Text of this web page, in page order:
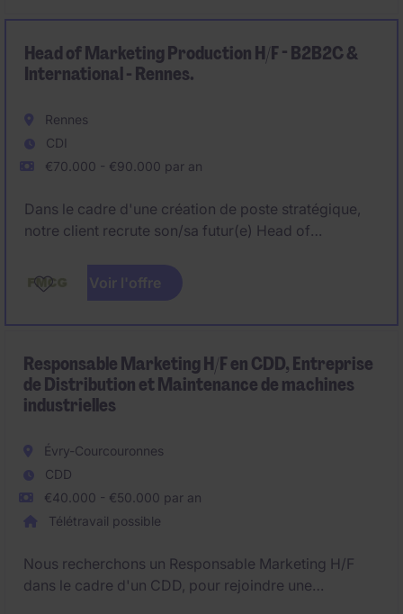
Head of Marketing Production H/F - B2B2C &
International - Rennes.
Rennes
CDI
€70.000 - €90.000 par an
Dans le cadre d'une création de poste stratégique,
notre client recrute son/sa futur(e) Head of
Voir l'offre
Responsable Marketing H/F en CDD, Entreprise
de Distribution et Maintenance de machines
industrielles
Évry-Courcouronnes
CDD
€40.000 - €50.000 par an
Télétravail possible
Nous recherchons un Responsable Marketing H/F
dans le cadre d'un CDD, pour rejoindre une